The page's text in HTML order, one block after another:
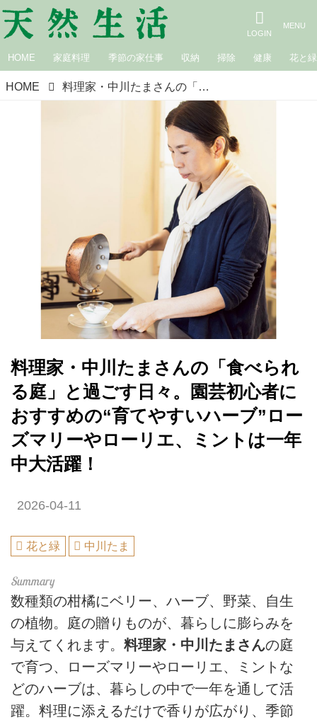
HOME 家庭料理 季節の家仕事 収納 掃除 健康 花と緑
HOME 料理家・中川たまさんの「食べられる庭」と過ごす日々。園芸初心者におすすめの“育てやすいハーブ”ローズマリーやローリエ、ミントは一年中大活躍！
料理家・中川たまさんの「食べられ
る庭」と過ごす日々。園芸初心者に
おすすめの“育てやすいハーブ”ロー
ズマリーやローリエ、ミントは一年
中大活躍！
2026-04-11
花と緑 中川たま
数種類の柑橘にベリー、ハーブ、野菜、自生
の植物。庭の贈りものが、暮らしに膨らみを
与えてくれます。 料理家・中川たまさんの庭
で育つ、ローズマリーやローリエ、ミントな
どのハーブは、暮らしの中で一年を通して活
躍。料理に添えるだけで香りが広がり、季節